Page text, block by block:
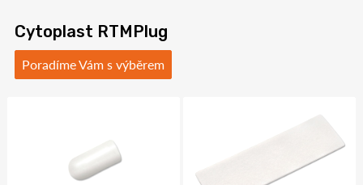
Cytoplast RTMPlug
Poradíme Vám s výběrem